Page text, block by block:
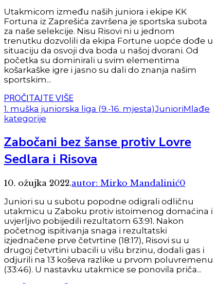
Utakmicom između naših juniora i ekipe KK
Fortuna iz Zaprešića završena je sportska subota
za naše selekcije. Nisu Risovi ni u jednom
trenutku dozvolili da ekipa Fortune uopće dođe u
situaciju da osvoji dva boda u našoj dvorani. Od
početka su dominirali u svim elementima
košarkaške igre i jasno su dali do znanja našim
sportskim...
PROČITAJTE VIŠE
1. muška juniorska liga (9.-16. mjesta)JunioriMlađe
kategorije
Zabočani bez šanse protiv Lovre
Sedlara i Risova
10. ožujka 2022.autor: Mirko Mandalinić0
Juniori su u subotu popodne odigrali odličnu
utakmicu u Zaboku protiv istoimenog domaćina i
uvjerljivo pobijedili rezultatom 63:91. Nakon
početnog ispitivanja snaga i rezultatski
izjednačene prve četvrtine (18:17), Risovi su u
drugoj četvrtini ubacili u višu brzinu, dodali gas i
odjurili na 13 koševa razlike u prvom poluvremenu
(33:46). U nastavku utakmice se ponovila priča...